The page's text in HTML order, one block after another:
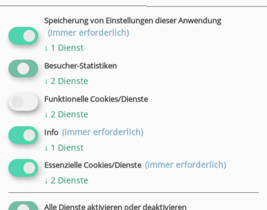
Datum
30.11.2026
Uhrzeit
18:30 - 20:30 Uhr
Ort
Online-Schulung
Datum
02.12.2026
Uhrzeit
18:30 - 20:30 Uhr
Ort
Online-Schulung
Datum
Speicherung von Einstellungen dieser Anwendung
(immer erforderlich)
↓ 1 Dienst
Besucher-Statistiken
↓ 2 Dienste
Funktionelle Cookies/Dienste
↓ 2 Dienste
Info (immer erforderlich)
↓ 1 Dienst
Essenzielle Cookies/Dienste (immer erforderlich)
↓ 2 Dienste
Alle Dienste aktivieren oder deaktivieren